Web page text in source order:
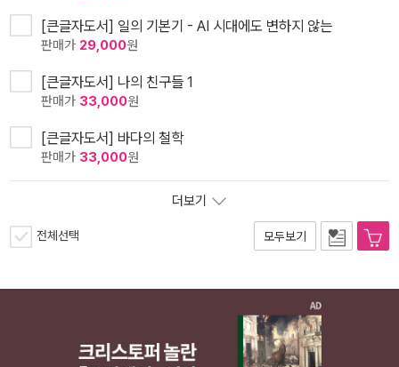
[큰글자도서] 일의 기본기 - AI 시대에도 변하지 않는
판매가 29,000원
[큰글자도서] 나의 친구들 1
판매가 33,000원
[큰글자도서] 바다의 철학
판매가 33,000원
더보기
전체선택 모두보기